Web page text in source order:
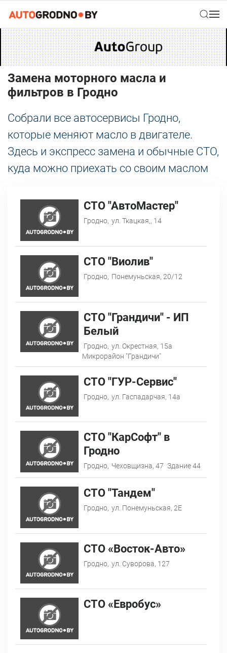
Замена моторного масла и
фильтров в Гродно
Собрали все автосервисы Гродно,
которые меняют масло в двигателе.
Здесь и экспресс замена и обычные СТО,
куда можно приехать со своим маслом
СТО "АвтоМастер"
Гродно, ул. Ткацкая,, 14
СТО "Виолив"
Гродно, Понемуньская, 20/12
СТО "Грандичи" - ИП
Белый
Гродно, ул. Окрестная, 15а
Микрорайон "Грандичи"
СТО "ГУР-Сервис"
Гродно, ул. Гаспадарчая, 14а
СТО "КарСофт" в
Гродно
Гродно, Чеховщизна, 47 Здание 44
СТО "Тандем"
Гродно, ул. Понемуньская, 2Е
СТО «Восток-Авто»
Гродно, ул. Суворова, 127
СТО «Евробус»